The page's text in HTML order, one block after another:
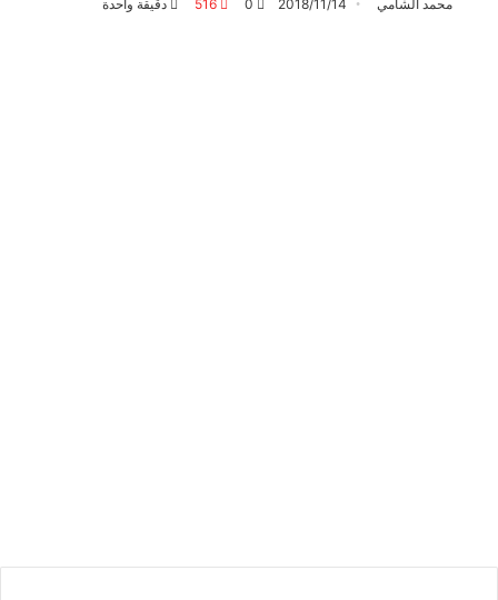
محمد الشامي 2018/11/14
0
516 دقيقة واحدة